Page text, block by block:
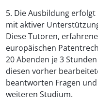
5. Die Ausbildung
mit aktiver
Diese Tutoren,
europäischen
20 Abenden je 3
diesen vorher
beantworten Fragen
weiteren Studium.